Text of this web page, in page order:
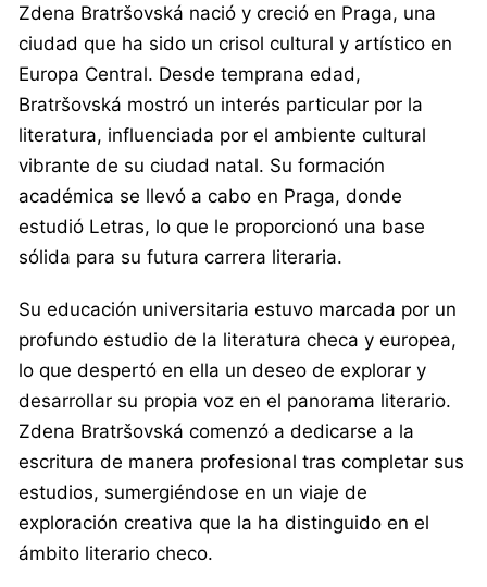
Zdena Bratršovská nació y creció en Praga, una
ciudad que ha sido un crisol cultural y artístico en
Europa Central. Desde temprana edad,
Bratršovská mostró un interés particular por la
literatura, influenciada por el ambiente cultural
vibrante de su ciudad natal. Su formación
académica se llevó a cabo en Praga, donde
estudió Letras, lo que le proporcionó una base
sólida para su futura carrera literaria.
Su educación universitaria estuvo marcada por un
profundo estudio de la literatura checa y europea,
lo que despertó en ella un deseo de explorar y
desarrollar su propia voz en el panorama literario.
Zdena Bratršovská comenzó a dedicarse a la
escritura de manera profesional tras completar sus
estudios, sumergiéndose en un viaje de
exploración creativa que la ha distinguido en el
ámbito literario checo.